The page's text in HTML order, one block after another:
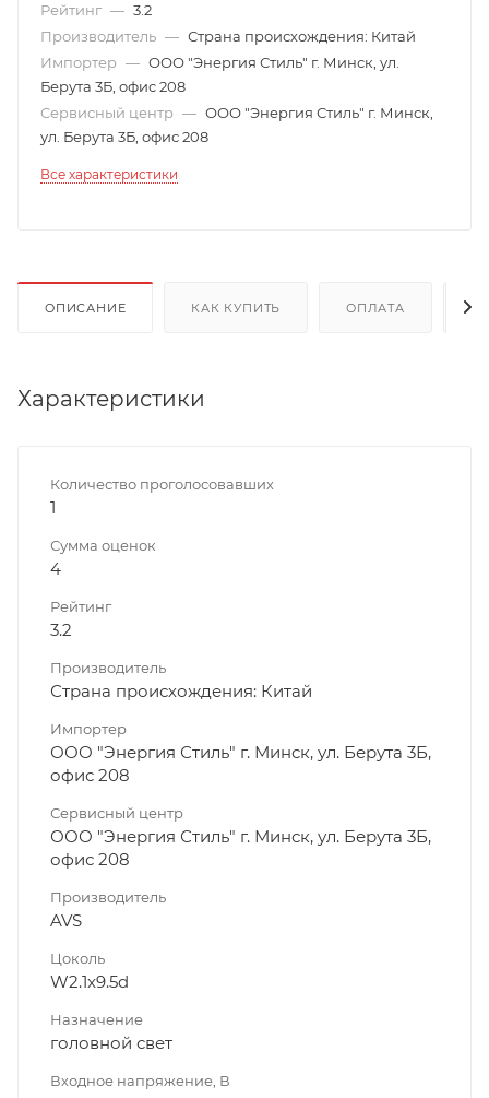
Рейтинг — 3.2
Производитель — Страна происхождения: Китай
Импортер — ООО "Энергия Стиль" г. Минск, ул.
Берута 3Б, офис 208
Сервисный центр — ООО "Энергия Стиль" г. Минск,
ул. Берута 3Б, офис 208
Все характеристики
ОПИСАНИЕ КАК КУПИТЬ ОПЛАТА
Характеристики
Количество проголосовавших
1
Сумма оценок
4
Рейтинг
3.2
Производитель
Страна происхождения: Китай
Импортер
ООО "Энергия Стиль" г. Минск, ул. Берута 3Б,
офис 208
Сервисный центр
ООО "Энергия Стиль" г. Минск, ул. Берута 3Б,
офис 208
Производитель
AVS
Цоколь
W2.1x9.5d
Назначение
головной свет
Входное напряжение, В